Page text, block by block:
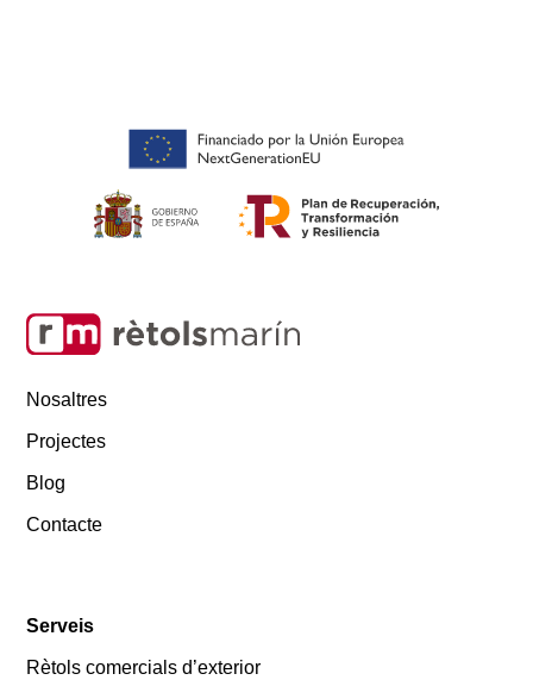
Nosaltres
Projectes
Blog
Contacte
Serveis
Rètols comercials d’exterior